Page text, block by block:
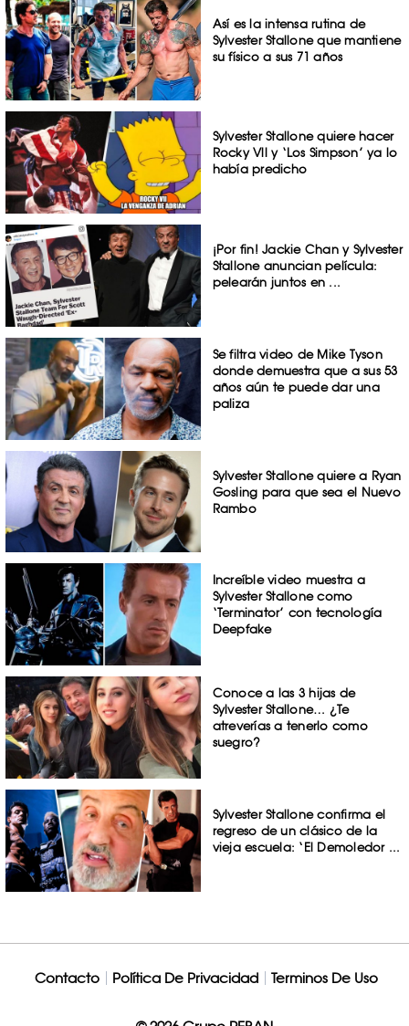
Así es la intensa rutina de
Sylvester Stallone que mantiene
su físico a sus 71 años
Sylvester Stallone quiere hacer
Rocky Vll y ‘Los Simpson’ ya lo
había predicho
¡Por fin! Jackie Chan y Sylvester
Stallone anuncian película:
pelearán juntos en ...
Se filtra video de Mike Tyson
donde demuestra que a sus 53
años aún te puede dar una
paliza
Sylvester Stallone quiere a Ryan
Gosling para que sea el Nuevo
Rambo
Increíble video muestra a
Sylvester Stallone como
‘Terminator’ con tecnología
Deepfake
Conoce a las 3 hijas de
Sylvester Stallone… ¿Te
atreverías a tenerlo como
suegro?
Sylvester Stallone confirma el
regreso de un clásico de la
vieja escuela: ‘El Demoledor ...
Contacto Política De Privacidad Terminos De Uso